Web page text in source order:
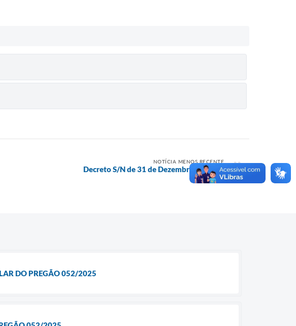
NOTÍCIA MENOS RECENTE
Decreto S/N de 31 de Dezembro de 2020
DO PREGÃO 052/2025